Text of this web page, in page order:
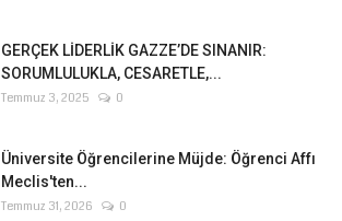
GERÇEK LİDERLİK GAZZE’DE SINANIR:
SORUMLULUKLA, CESARETLE,...
Temmuz 3, 2025 0
Üniversite Öğrencilerine Müjde: Öğrenci Affı
Meclis'ten...
Temmuz 31, 2026 0